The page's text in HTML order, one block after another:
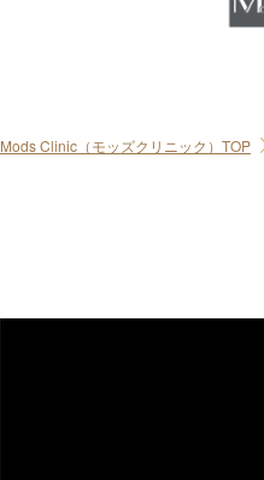
Mods Clinic（モッズクリニック）TOP